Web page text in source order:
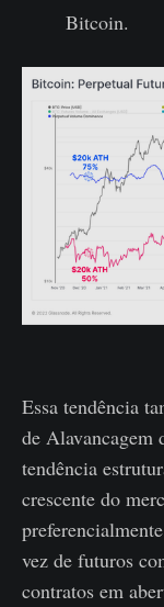
Bitcoin.
Essa tendência
de Alavancagem
tendência
crescente do
vez de futuros
contratos em